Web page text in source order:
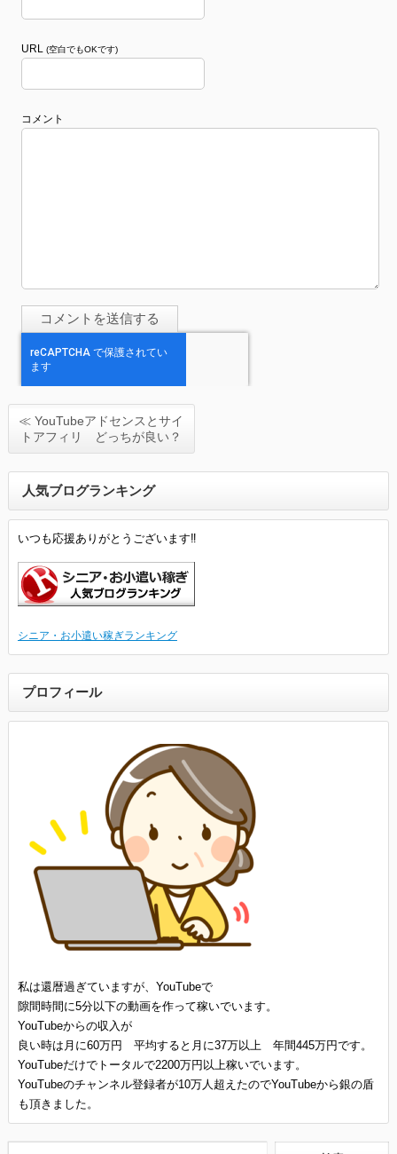
URL (空白でもOKです)
コメント
≪ YouTubeアドセンスとサイ
トアフィリ どっちが良い？
人気ブログランキング
いつも応援ありがとうございます‼
シニア・お小遣い稼ぎランキング
プロフィール
私は還暦過ぎていますが、YouTubeで
隙間時間に5分以下の動画を作って稼いでいます。
YouTubeからの収入が
良い時は月に60万円 平均すると月に37万以上 年間445万円です。
YouTubeだけでトータルで2200万円以上稼いでいます。
YouTubeのチャンネル登録者が10万人超えたのでYouTubeから銀の盾
も頂きました。